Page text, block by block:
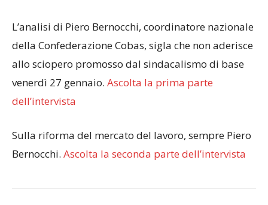
L’analisi di Piero Bernocchi, coordinatore nazionale
della Confederazione Cobas, sigla che non aderisce
allo sciopero promosso dal sindacalismo di base
venerdì 27 gennaio. Ascolta la prima parte
dell’intervista
Sulla riforma del mercato del lavoro, sempre Piero
Bernocchi. Ascolta la seconda parte dell’intervista